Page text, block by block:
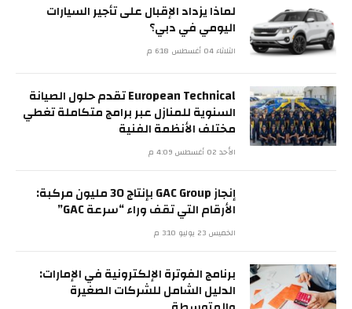
لماذا يزداد الإقبال على تأجير السيارات
اليومي في دبي؟
الثلاثاء 04 أغسطس 6:18 م
European Technical تقدم حلول الصيانة
السنوية للمنازل عبر برامج متكاملة تغطي
مختلف الأنظمة الفنية
الأحد 02 أغسطس 4:09 م
إنجاز GAC Group بإنتاج 30 مليون مركبة:
الأرقام التي تقف وراء “سرعة GAC”
الخميس 23 يوليو 3:10 م
برنامج الفوترة الإلكترونية في الإمارات:
الدليل الشامل للشركات الصغيرة